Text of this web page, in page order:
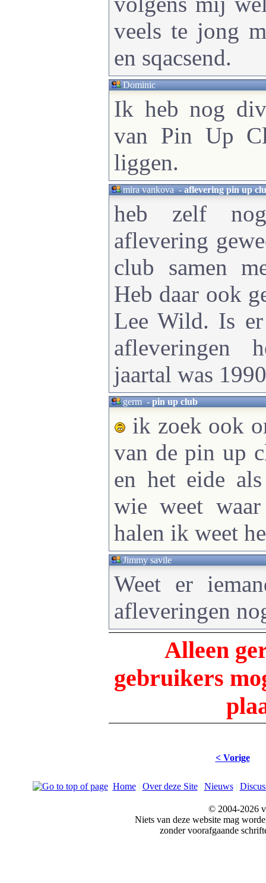
veels te jong
en sqacsend.
Dominic
Ik heb nog
van Pin Up
liggen.
mira vankova-aflevering pin up
heb zelf
aflevering
club samen
Heb daar ook
Lee Wild. Is
afleveringen
jaartal was 1990
germ-pin up club
ik zoek ook
van de pin up
en het eide
wie weet
halen ik weet
Jimmy savile
Weet er
afleveringen
Alleen
gebruikers
< Vorige
Home| Over deze Site| Nieuws|
© 2004-2026
Niets van deze website mag
zonder voorafgaande